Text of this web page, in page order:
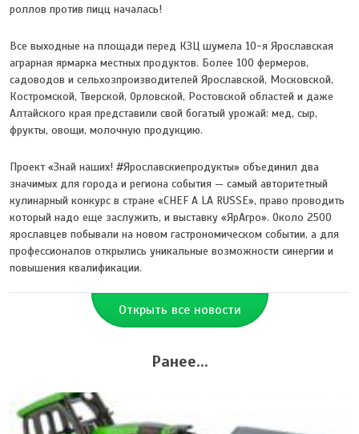
роллов против пицц началась!
Все выходные на площади перед КЗЦ шумела 10-я Ярославская
аграрная ярмарка местных продуктов. Более 100 фермеров,
садоводов и сельхозпроизводителей Ярославской, Московской,
Костромской, Тверской, Орловской, Ростовской областей и даже
Алтайского края представили свой богатый урожай: мед, сыр,
фрукты, овощи, молочную продукцию.
Проект «Знай наших! #Ярославскиепродукты» объединил два
значимых для города и региона события — самый авторитетный
кулинарный конкурс в стране «CHEF A LA RUSSE», право проводить
который надо еще заслужить, и выставку «ЯрАгро». Около 2500
ярославцев побывали на новом гастрономическом событии, а для
профессионалов открылись уникальные возможности синергии и
повышения квалификации.
Открыть все новости
Ранее...